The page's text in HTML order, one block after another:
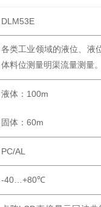
DLM53E
各类工业领域的液位、液
体料位测量明渠流量测量。
液体： 100m
固体： 60m
PC/AL
-40…+80℃